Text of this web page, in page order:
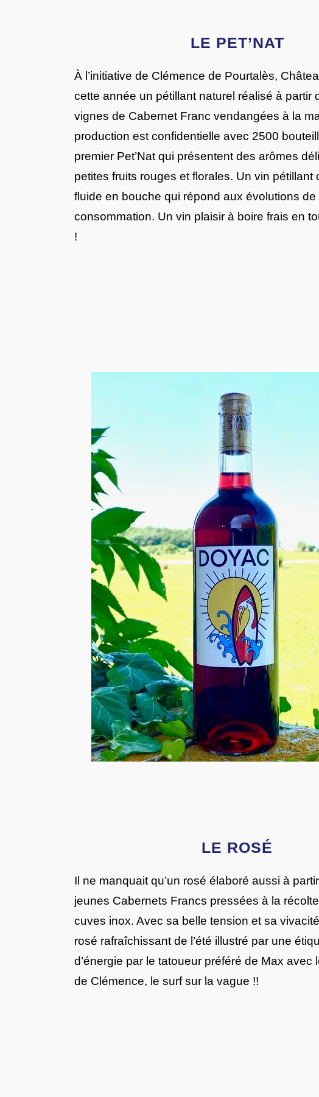
LE PET’NAT
À l’initiative de Clémence de Pourtalès,
cette année un pétillant naturel réalisé à partir
vignes de Cabernet Franc vendangées à la
production est confidentielle avec 2500
premier Pet’Nat qui présentent des arômes
petites fruits rouges et florales. Un vin pétillant
fluide en bouche qui répond aux évolutions de
consommation. Un vin plaisir à boire frais en
!
LE ROSÉ
Il ne manquait qu’un rosé élaboré aussi à
jeunes Cabernets Francs pressées à la
cuves inox. Avec sa belle tension et sa
rosé rafraîchissant de l’été illustré par une
d’énergie par le tatoueur préféré de Max avec
de Clémence, le surf sur la vague !!